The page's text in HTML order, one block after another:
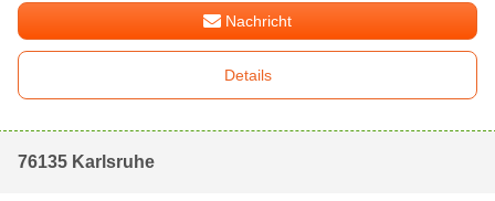
Nachricht
Details
76135 Karlsruhe